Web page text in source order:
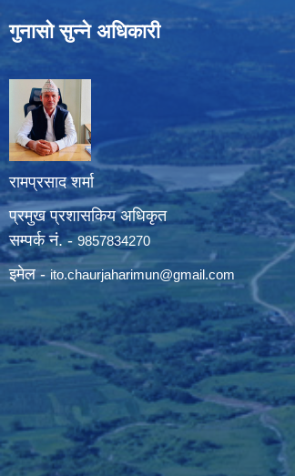
गुनासो सुन्ने अधिकारी
रामप्रसाद शर्मा
प्रमुख प्रशासकिय अधिकृत
सम्पर्क नं. - 9857834270
इमेल - ito.chaurjaharimun@gmail.com